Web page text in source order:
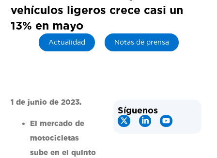
vehículos ligeros crece casi un
13% en mayo
Actualidad Notas de prensa
1 de junio de 2023.
El mercado de
motocicletas
sube en el quinto
Síguenos